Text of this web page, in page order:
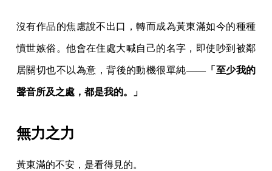
沒有作品的焦慮說不出口，轉而成為黃東滿如今的種種
憤世嫉俗。他會在住處大喊自己的名字，即使吵到被鄰
居關切也不以為意，背後的動機很單純——「至少我的
聲音所及之處，都是我的。」
無力之力
黃東滿的不安，是看得見的。